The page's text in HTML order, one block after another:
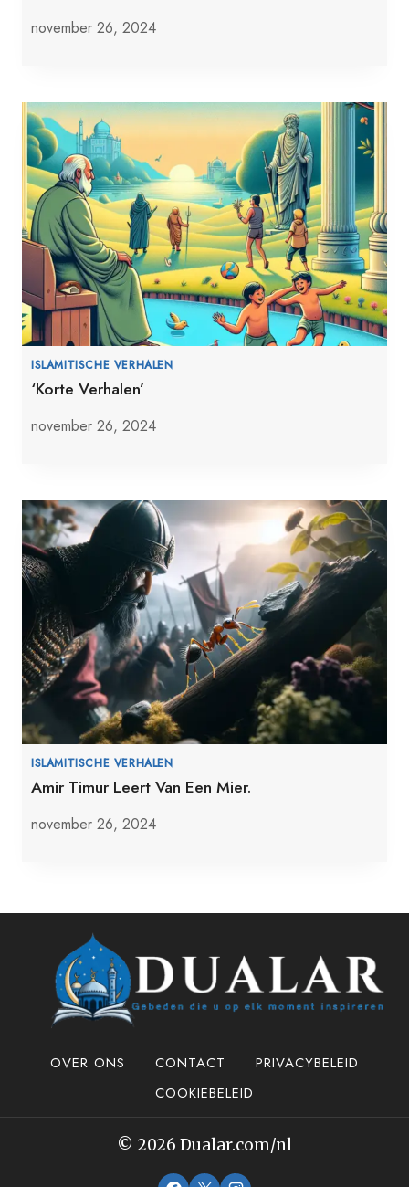
november 26, 2024
ISLAMITISCHE VERHALEN
‘Korte Verhalen’
november 26, 2024
ISLAMITISCHE VERHALEN
Amir Timur Leert Van Een Mier.
november 26, 2024
OVER ONS CONTACT
PRIVACYBELEID
COOKIEBELEID
© 2026 Dualar.com/nl